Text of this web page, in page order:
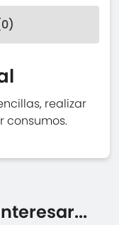
realizar
consumos.